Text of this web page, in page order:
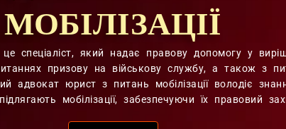
МОБІЛІЗАЦІЇ
спеціаліст, який надає правову допомогу у
призову на військову службу, а також з
адвокат юрист з питань мобілізації володіє
мобілізації, забезпечуючи їх правовий